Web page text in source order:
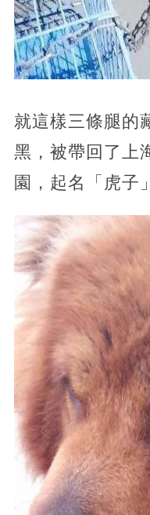
就這樣三條腿的
黑，被帶回了上
園，起名「虎子